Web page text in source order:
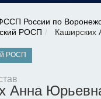
России по
РОСП
Каширских
РОСП
Анна